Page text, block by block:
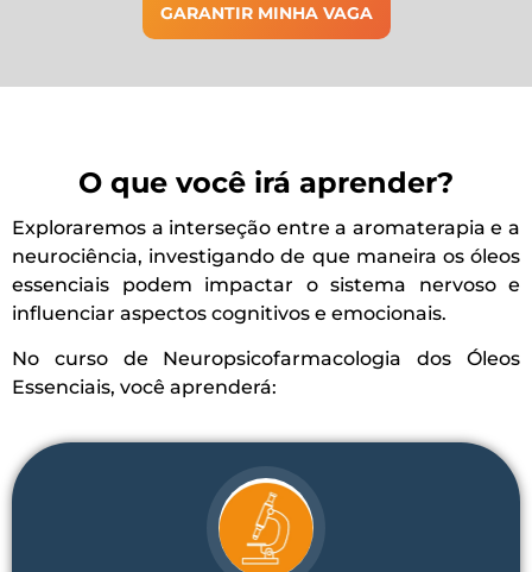
GARANTIR MINHA VAGA
O que você irá aprender?
Exploraremos a interseção entre a aromaterapia e a
neurociência, investigando de que maneira os óleos
essenciais podem impactar o sistema nervoso e
influenciar aspectos cognitivos e emocionais.
No curso de Neuropsicofarmacologia dos Óleos
Essenciais, você aprenderá: